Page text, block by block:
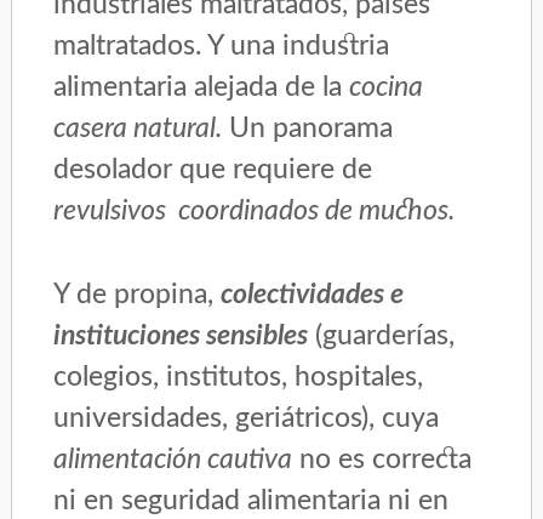
maltratados. Y una industria
alimentaria alejada de lacocina
casera natural. Un panorama
desolador que requiere de
revulsivos coordinados de muchos.
Y de propina,colectividades e
instituciones sensibles (guarderías,
colegios, institutos, hospitales,
universidades, geriátricos), cuya
alimentación cautiva no es correcta
ni en seguridad alimentaria ni en